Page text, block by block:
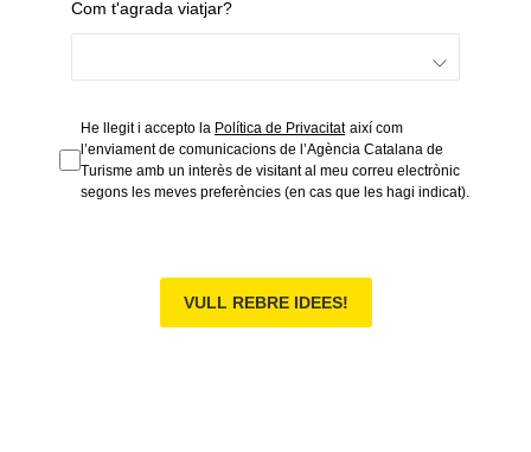
Com t'agrada viatjar?
He llegit i accepto la Política de Privacitat així com
l’enviament de comunicacions de l’Agència Catalana de
Turisme amb un interès de visitant al meu correu electrònic
segons les meves preferències (en cas que les hagi indicat).
VULL REBRE IDEES!